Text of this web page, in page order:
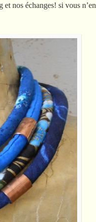
nos échanges! si vous n’en